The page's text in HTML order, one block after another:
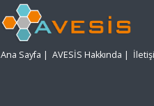
Ana Sayfa | AVESİS Hakkında |